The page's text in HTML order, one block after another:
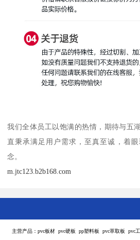
我们全体员工以饱满的热情，期待与五
直秉承满足用户需求，至真至诚，着
念。
m.jtc123.b2b168.com
主营产品：pvc板材 pvc硬板 pp塑料板 pvc萃取板 pvc